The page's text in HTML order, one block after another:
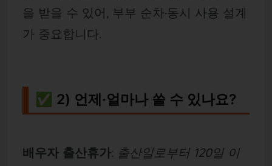
을 받을 수 있어, 부부 순차·동시 사용 설계
가 중요합니다.
✅ 2) 언제·얼마나 쓸 수 있나요?
배우자 출산휴가: 출산일로부터 120일 이